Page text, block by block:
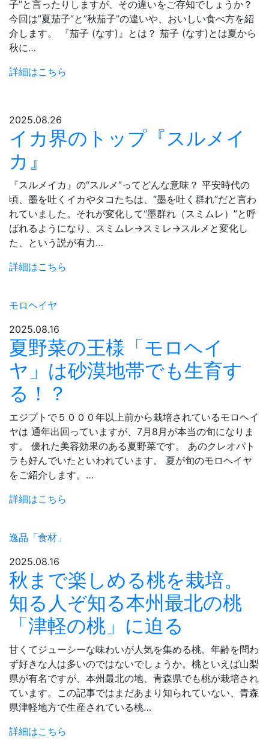
子”と言ったりしますが、その違いをご存知でしょうか？
今回は”夏茄子”と”秋茄子”の違いや、おいしい食べ方を紹
介します。 『茄子 (なす)』とは？ 茄子 (なす)とは夏から
秋に…
詳細はこちら
2025.08.26
イカ界のトップ『スルメイ
カ』
『スルメイカ』の“スルメ”ってどんな意味？ 平安時代の
頃、墨を吐くイカやタコたちは、“墨を吐く群れ”だと言わ
れていました。それが変化して“墨群れ（スミムレ）”と呼
ばれるようになり、スミムレ→スミレ→スルメと変化し
た、という説が有力…
詳細はこちら
モロヘイヤ
2025.08.16
夏野菜の王様「モロヘイ
ヤ」は砂漠地帯でも生育す
る！？
エジプトで５０００年以上前から栽培されているモロヘイ
ヤは 通年出回っていますが、7月8月が本当の旬になりま
す。 優れた美容効果のある夏野菜です。 あのクレオパト
ラも好んでいたといわれています。 夏が旬のモロヘイヤ
をご紹介します。…
詳細はこちら
逸品「食材」
2025.08.16
秋まで楽しめる桃を栽培。
知る人ぞ知る本州最北の桃
「津軽の桃」に迫る
甘くてジューシーな味わいが人気を集める桃。年齢を問わ
ず好きな人は多いのではないでしょうか。桃といえば山梨
県が有名ですが、本州最北の地、青森県でも桃が栽培され
ています。この記事ではまだあまり知られていない、青森
県津軽地方で生産されている桃…
詳細はこちら